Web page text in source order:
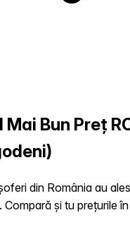
Mai Bun Preț
din România au
Compară și tu prețurile